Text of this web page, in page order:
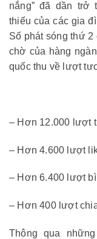
nắng” đã dần trở
thiếu của các gia
Số phát sóng thứ
chờ của hàng
quốc thu về lượt
– Hơn 12.000 lượt
– Hơn 4.600 lượt
– Hơn 6.400 lượt
– Hơn 400 lượt
Thông qua